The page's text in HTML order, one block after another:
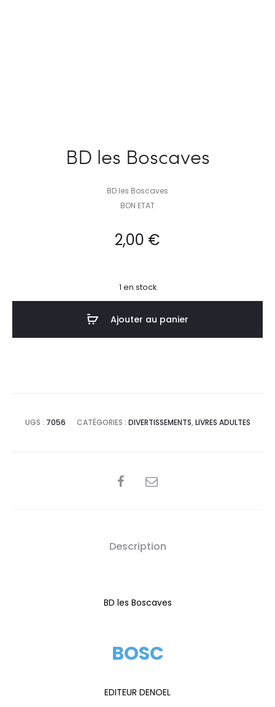
BD les Boscaves
BD les Boscaves
BON ETAT
2,00 €
1 en stock
Ajouter au panier
UGS : 7056 CATÉGORIES : DIVERTISSEMENTS, LIVRES ADULTES
SHARE
Description
BD les Boscaves
BOSC
EDITEUR DENOEL